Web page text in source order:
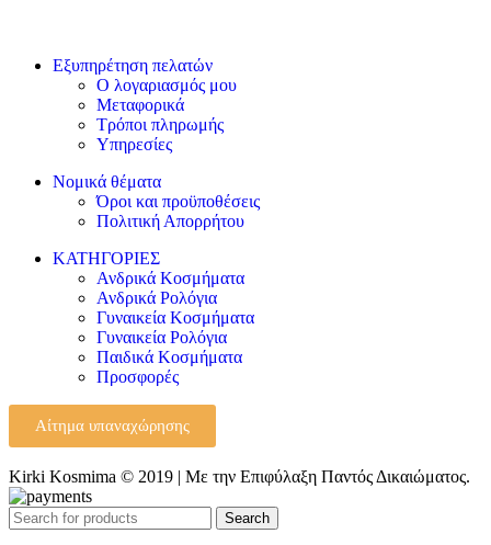
Εξυπηρέτηση πελατών
Ο λογαριασμός μου
Μεταφορικά
Τρόποι πληρωμής
Υπηρεσίες
Νομικά θέματα
Όροι και προϋποθέσεις
Πολιτική Απορρήτου
ΚΑΤΗΓΟΡΙΕΣ
Ανδρικά Κοσμήματα
Ανδρικά Ρολόγια
Γυναικεία Κοσμήματα
Γυναικεία Ρολόγια
Παιδικά Κοσμήματα
Προσφορές
Αίτημα υπαναχώρησης
Kirki Kosmima © 2019 | Με την Επιφύλαξη Παντός Δικαιώματος.
Search